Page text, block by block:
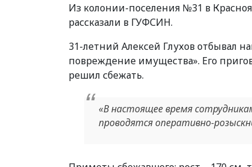
Из колонии-поселения №31 в
рассказали в ГУФСИН.
31-летний Алексей Глухов отбывал
повреждение имущества». Его
решил сбежать.
«В настоящее время
проводятся оперативно-